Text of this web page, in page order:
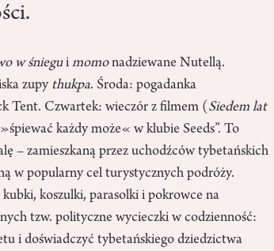
w śnieguimomonadziewane Nutellą.
zupy thukpa. Środa: pogadanka
Tent. Czwartek: wieczór z filmem ( Siedem lat
każdy może« w klubie Seeds”. To
– zamieszkaną przez uchodźców tybetańskich
w popularny cel turystycznych podróży.
koszulki, parasolki i pokrowce na
tzw. polityczne wycieczki w codzienność:
i doświadczyć tybetańskiego dziedzictwa